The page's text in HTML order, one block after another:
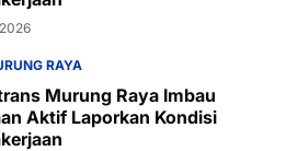
RAYA
Murung Raya Imbau
Aktif Laporkan Kondisi